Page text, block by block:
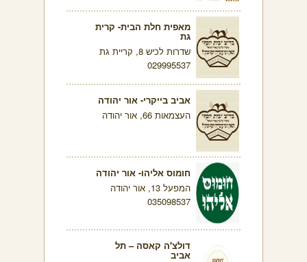
מאפית חלת הבית- קרית
גת
שדרות לכיש 8, קריית גת
029995537
אביב בייקרי- אור יהודה
העצמאות 66, אור יהודה
חומוס אליהו- אור יהודה
המפעל 13, אור יהודה
035098537
דולצ'ה קאסה – תל
אביב